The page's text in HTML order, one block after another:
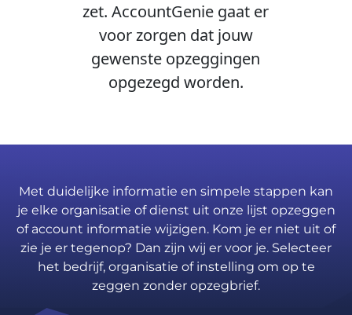
zet. AccountGenie gaat er
voor zorgen dat jouw
gewenste opzeggingen
opgezegd worden.
Met duidelijke informatie en simpele stappen kan
je elke organisatie of dienst uit onze lijst opzeggen
of account informatie wijzigen. Kom je er niet uit of
zie je er tegenop? Dan zijn wij er voor je. Selecteer
het bedrijf, organisatie of instelling om op te
zeggen zonder opzegbrief.